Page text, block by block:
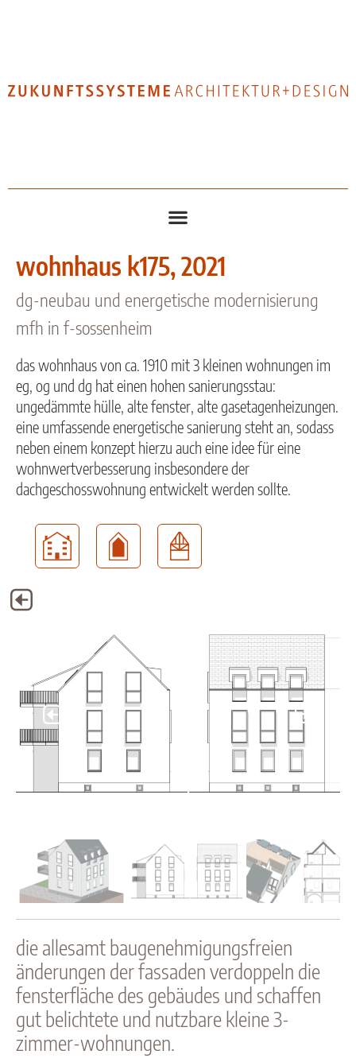
wohnhaus k175, 2021
dg-neubau und energetische modernisierung
mfh in f-sossenheim
das wohnhaus von ca. 1910 mit 3 kleinen wohnungen im
eg, og und dg hat einen hohen sanierungsstau:
ungedämmte hülle, alte fenster, alte gasetagenheizungen.
eine umfassende energetische sanierung steht an, sodass
neben einem konzept hierzu auch eine idee für eine
wohnwertverbesserung insbesondere der
dachgeschosswohnung entwickelt werden sollte.
die allesamt baugenehmigungsfreien
änderungen der fassaden verdoppeln die
fensterfläche des gebäudes und schaffen
gut belichtete und nutzbare kleine 3-
zimmer-wohnungen.